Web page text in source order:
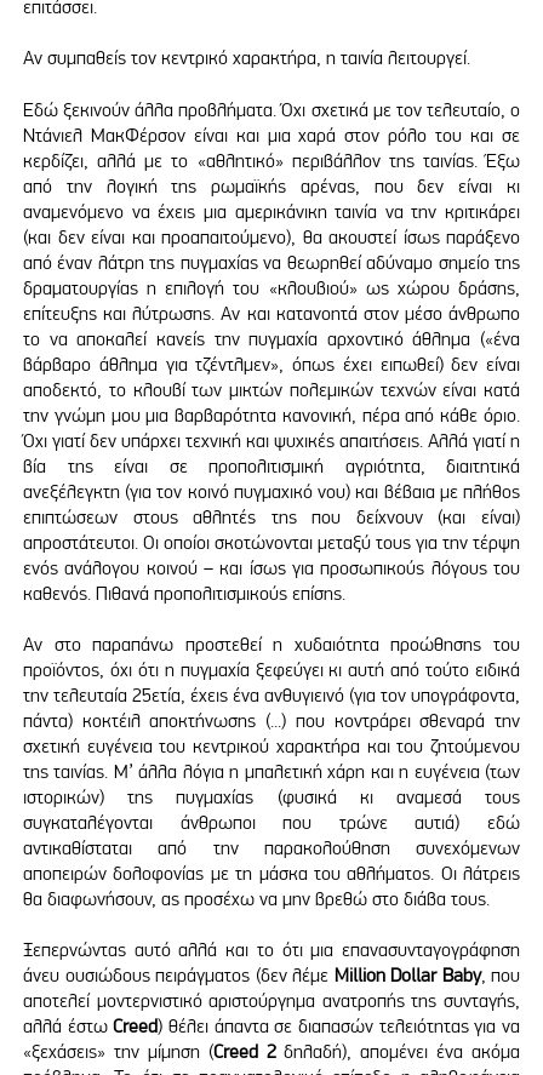
επιτάσσει.
Αν συμπαθείς τον κεντρικό χαρακτήρα, η ταινία λειτουργεί.
Εδώ ξεκινούν άλλα προβλήματα. Όχι σχετικά με τον τελευταίο, ο
Ντάνιελ ΜακΦέρσον είναι και μια χαρά στον ρόλο του και σε
κερδίζει, αλλά με το «αθλητικό» περιβάλλον της ταινίας. Έξω
από την λογική της ρωμαϊκής αρένας, που δεν είναι κι
αναμενόμενο να έχεις μια αμερικάνικη ταινία να την κριτικάρει
(και δεν είναι και προαπαιτούμενο), θα ακουστεί ίσως παράξενο
από έναν λάτρη της πυγμαχίας να θεωρηθεί αδύναμο σημείο της
δραματουργίας η επιλογή του «κλουβιού» ως χώρου δράσης,
επίτευξης και λύτρωσης. Αν και κατανοητά στον μέσο άνθρωπο
το να αποκαλεί κανείς την πυγμαχία αρχοντικό άθλημα («ένα
βάρβαρο άθλημα για τζέντλμεν», όπως έχει ειπωθεί) δεν είναι
αποδεκτό, το κλουβί των μικτών πολεμικών τεχνών είναι κατά
την γνώμη μου μια βαρβαρότητα κανονική, πέρα από κάθε όριο.
Όχι γιατί δεν υπάρχει τεχνική και ψυχικές απαιτήσεις. Αλλά γιατί η
βία της είναι σε προπολιτισμική αγριότητα, διαιτητικά
ανεξέλεγκτη (για τον κοινό πυγμαχικό νου) και βέβαια με πλήθος
επιπτώσεων στους αθλητές της που δείχνουν (και είναι)
απροστάτευτοι. Οι οποίοι σκοτώνονται μεταξύ τους για την τέρψη
ενός ανάλογου κοινού – και ίσως για προσωπικούς λόγους του
καθενός. Πιθανά προπολιτισμικούς επίσης.
Αν στο παραπάνω προστεθεί η χυδαιότητα προώθησης του
προϊόντος, όχι ότι η πυγμαχία ξεφεύγει κι αυτή από τούτο ειδικά
την τελευταία 25ετία, έχεις ένα ανθυγιεινό (για τον υπογράφοντα,
πάντα) κοκτέιλ αποκτήνωσης (...) που κοντράρει σθεναρά την
σχετική ευγένεια του κεντρικού χαρακτήρα και του ζητούμενου
της ταινίας. Μ’ άλλα λόγια η μπαλετική χάρη και η ευγένεια (των
ιστορικών) της πυγμαχίας (φυσικά κι αναμεσά τους
συγκαταλέγονται άνθρωποι που τρώνε αυτιά) εδώ
αντικαθίσταται από την παρακολούθηση συνεχόμενων
αποπειρών δολοφονίας με τη μάσκα του αθλήματος. Οι λάτρεις
θα διαφωνήσουν, ας προσέχω να μην βρεθώ στο διάβα τους.
Ξεπερνώντας αυτό αλλά και το ότι μια επανασυνταγογράφηση
άνευ ουσιώδους πειράγματος (δεν λέμε Million Dollar Baby, που
αποτελεί μοντερνιστικό αριστούργημα ανατροπής της συνταγής,
αλλά έστωCreed) θέλει άπαντα σε διαπασών τελειότητας για να
«ξεχάσεις» την μίμηση (Creed2δηλαδή), απομένει ένα ακόμα